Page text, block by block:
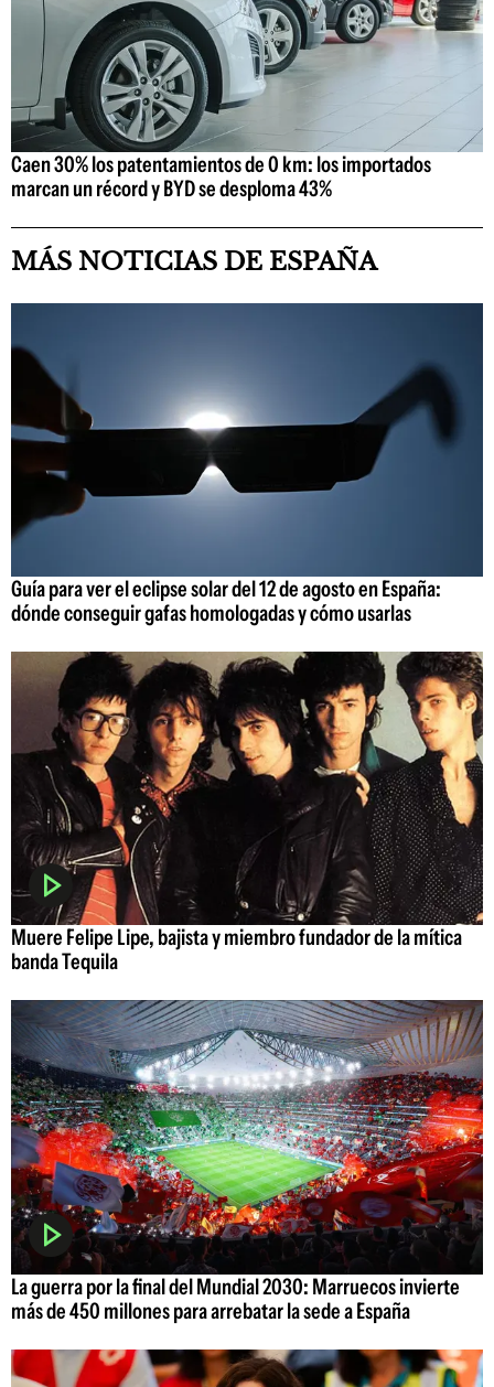
Caen 30% los patentamientos de 0 km: los importados
marcan un récord y BYD se desploma 43%
MÁS NOTICIAS DE ESPAÑA
Guía para ver el eclipse solar del 12 de agosto en España:
dónde conseguir gafas homologadas y cómo usarlas
Muere Felipe Lipe, bajista y miembro fundador de la mítica
banda Tequila
La guerra por la final del Mundial 2030: Marruecos invierte
más de 450 millones para arrebatar la sede a España